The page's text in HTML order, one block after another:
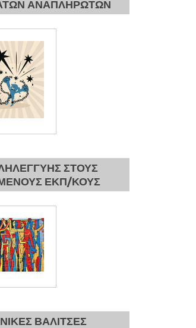
ΑΝΑΠΛΗΡΩΤΩΝ
ΣΤΟΥΣ
ΕΚΠ/ΚΟΥΣ
ΒΑΛΙΤΣΕΣ